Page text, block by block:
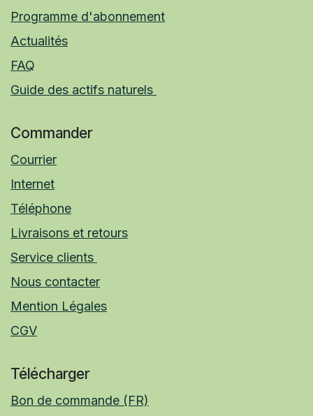
Programme d'abonnement
Actualités
FAQ
Guide des actifs naturels
Commander
Courrier
Internet
Téléphone
Livraisons et retours
Service clients
Nous contacter
Mention Légales
CGV
Télécharger
Bon de commande (FR)